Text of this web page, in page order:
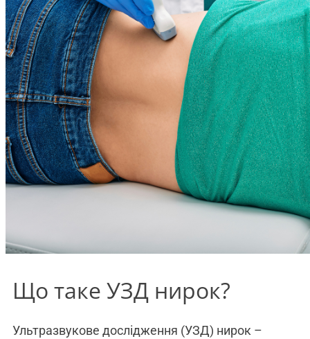
Що таке УЗД нирок?
Ультразвукове дослідження (УЗД) нирок –